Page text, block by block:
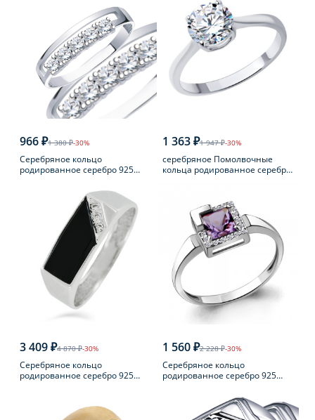
966 ₽1 380 ₽-30%
Серебряное кольцо
родированное серебро 925
1 363 ₽1 947 ₽-30%
серебряное Помолвочные
кольца родированное серебро
3 409 ₽4 870 ₽-30%
Серебряное кольцо
родированное серебро 925
1 560 ₽2 228 ₽-30%
Серебряное кольцо
родированное серебро 925